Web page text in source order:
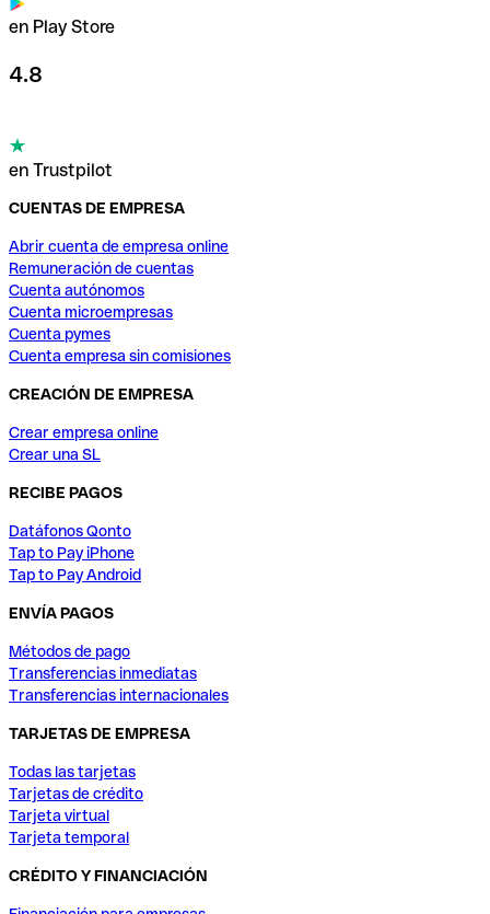
en Play Store
4.8
en Trustpilot
CUENTAS DE EMPRESA
Abrir cuenta de empresa online
Remuneración de cuentas
Cuenta autónomos
Cuenta microempresas
Cuenta pymes
Cuenta empresa sin comisiones
CREACIÓN DE EMPRESA
Crear empresa online
Crear una SL
RECIBE PAGOS
Datáfonos Qonto
Tap to Pay iPhone
Tap to Pay Android
ENVÍA PAGOS
Métodos de pago
Transferencias inmediatas
Transferencias internacionales
TARJETAS DE EMPRESA
Todas las tarjetas
Tarjetas de crédito
Tarjeta virtual
Tarjeta temporal
CRÉDITO Y FINANCIACIÓN